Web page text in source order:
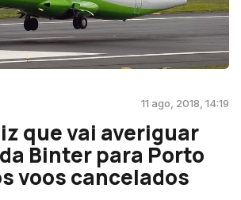
11 ago, 2018, 14:19
que vai averiguar
Binter para Porto
voos cancelados